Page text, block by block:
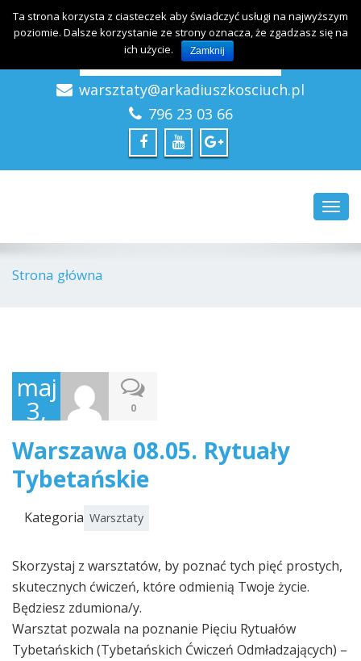
Arkadiusz Kościuch – Kreatywne Szkolenia
warsztaty@arkadiuszkosciuch.pl
796 23 03 66
Strona główna
maj
3,
2016
0
Warszawa 08.05. Rytuały
Tybetańskie
Kategoria Warsztaty
Skorzystaj z warsztatów, by poznać tych pięć prostych,
skutecznych ćwiczeń, które odmienią Twoje życie.
Będziesz zdumiona/y.
Warsztat pozwala na poznanie Pięciu Rytuałów
Tybetańskich (Tybetańskich Ćwiczeń Odmładzających) –
Ta strona korzysta z ciasteczek aby świadczyć usługi na najwyższym
poziomie. Dalsze korzystanie ze strony oznacza, że zgadzasz się na
ich użycie.
Zamknij